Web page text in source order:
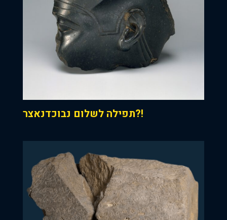
תפילה לשלום נבוכדנאצר?!